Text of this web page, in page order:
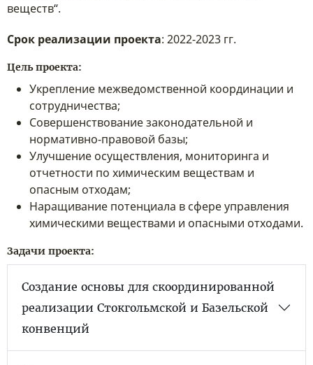
веществ“.
Срок реализации проекта: 2022-2023 гг.
Цель проекта:
Укрепление межведомственной координации и
сотрудничества;
Совершенствование законодательной и
нормативно-правовой базы;
Улучшение осуществления, мониторинга и
отчетности по химическим веществам и
опасным отходам;
Наращивание потенциала в сфере управления
химическими веществами и опасными отходами.
Задачи проекта:
Создание основы для скоординированной
реализации Стокгольмской и Базельской
конвенций